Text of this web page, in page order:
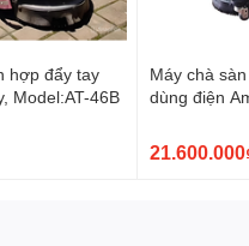
Xuất xứ Chính
hợp đẩy tay
Model:AT-46B
Máy chà
dùng điện